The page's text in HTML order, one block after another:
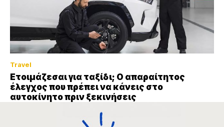
Travel
Ετοιμάζεσαι για ταξίδι; Ο απαραίτητος
έλεγχος που πρέπει να κάνεις στο
αυτοκίνητο πριν ξεκινήσεις